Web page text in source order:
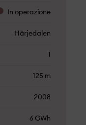
In operazione
Härjedalen
125 m
2008
6 GWh